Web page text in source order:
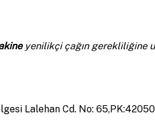
yenilikçi çağın gerekliliğine
Lalehan Cd. No: